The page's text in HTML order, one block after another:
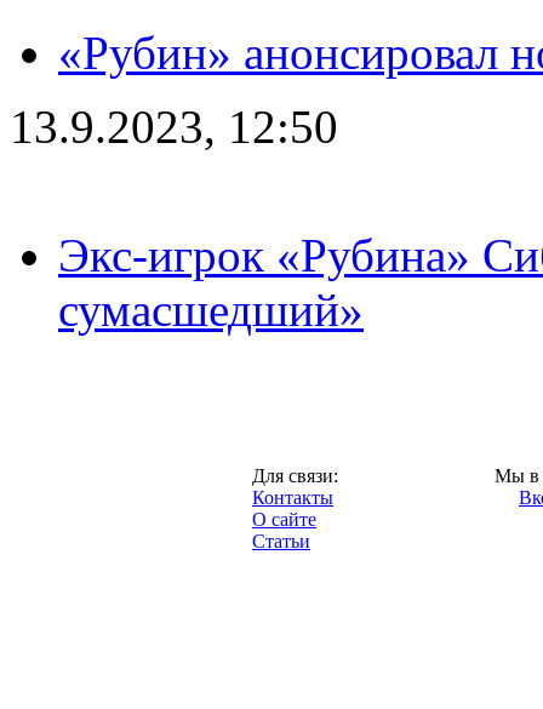
«Рубин» анонсировал
13.9.2023, 12:50
Экс-игрок «Рубина»
сумасшедший»
Для связи:
Контакты
О сайте
Статьи
Мы в